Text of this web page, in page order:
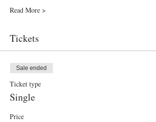
Read More >
Tickets
Sale ended
Ticket type
Single
Price